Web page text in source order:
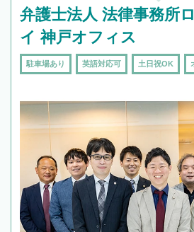
弁護士法人 法律事務所
イ 神戸オフィス
駐車場あり 英語対応可 土日祝OK